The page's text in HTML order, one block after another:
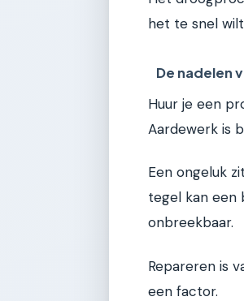
het te snel
De nadelen
Huur je een
Aardewerk is
Een ongeluk
tegel kan een
onbreekbaar.
Repareren is
een factor.